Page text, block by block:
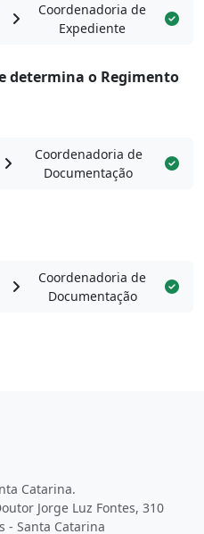
Coordenadoria de
Expediente
determina o Regimento
Coordenadoria de
Documentação
Coordenadoria de
Documentação
Catarina.
Jorge Luz Fontes, 310
- Santa Catarina